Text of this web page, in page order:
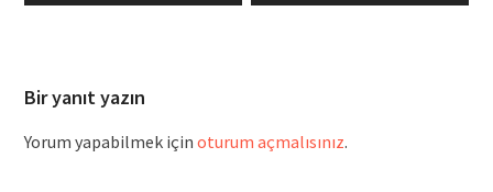
Bir yanıt yazın
Yorum yapabilmek için oturum açmalısınız.